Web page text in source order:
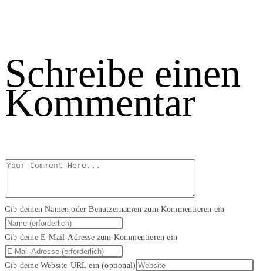
Schreibe einen
Kommentar
Gib deinen Namen oder Benutzernamen zum Kommentieren ein
Gib deine E-Mail-Adresse zum Kommentieren ein
Gib deine Website-URL ein (optional)